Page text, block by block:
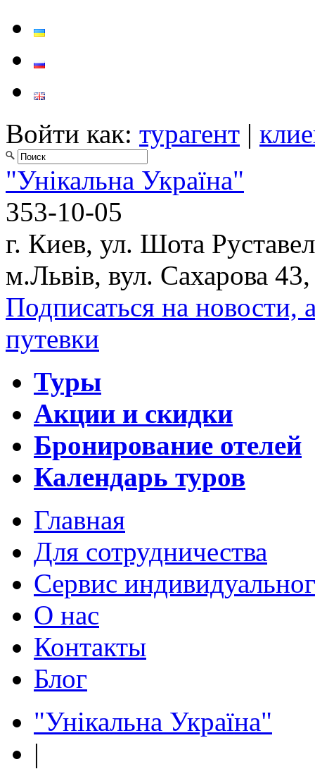
Войти как: турагент |
"Унікальна Україна"
353-10-05
г. Киев, ул. Шота
м.Львів, вул. Сахарова
Подписаться на новости,
путевки
Туры
Акции и скидки
Бронирование отелей
Календарь туров
Главная
Для сотрудничества
Сервис
О нас
Контакты
Блог
"Унікальна Україна"
|